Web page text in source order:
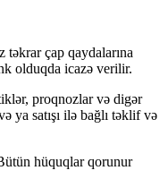
təkrar çap qaydalarına
olduqda icazə verilir.
proqnozlar və digər
ya satışı ilə bağlı təklif və
hüquqlar qorunur